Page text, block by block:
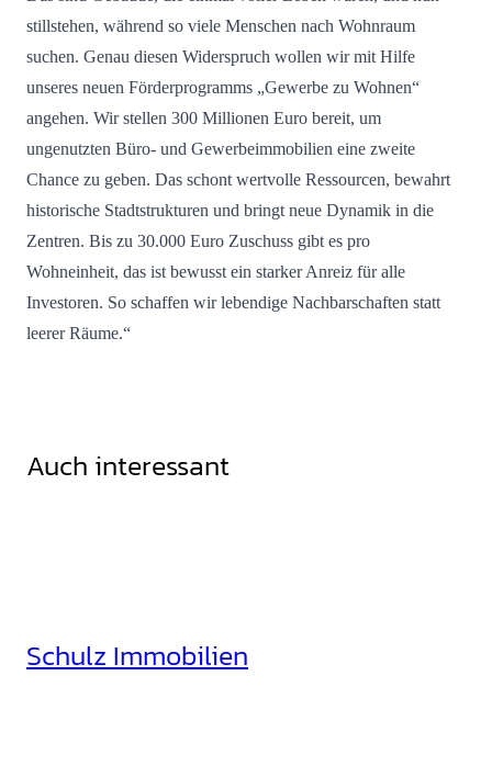
stillstehen, während so viele Menschen nach Wohnraum
suchen. Genau diesen Widerspruch wollen wir mit Hilfe
unseres neuen Förderprogramms „Gewerbe zu Wohnen“
angehen. Wir stellen 300 Millionen Euro bereit, um
ungenutzten Büro- und Gewerbeimmobilien eine zweite
Chance zu geben. Das schont wertvolle Ressourcen, bewahrt
historische Stadtstrukturen und bringt neue Dynamik in die
Zentren. Bis zu 30.000 Euro Zuschuss gibt es pro
Wohneinheit, das ist bewusst ein starker Anreiz für alle
Investoren. So schaffen wir lebendige Nachbarschaften statt
leerer Räume.“
Auch interessant
Schulz Immobilien